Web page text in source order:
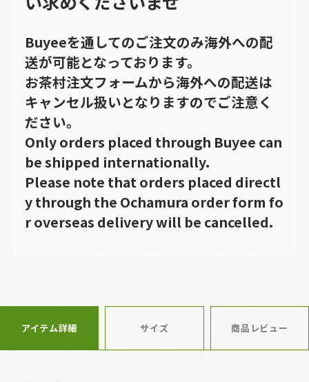
Buyeeを通してのご注文のみ海外への配
送が可能となっております。
お茶村注文フォームから海外への配送は
キャンセル扱いとなりますのでご注意く
ださい。
Only orders placed through Buyee can
be shipped internationally.
Please note that orders placed directl
y through the Ochamura order form fo
r overseas delivery will be cancelled.
アイテム詳細 サイズ 商品レビュー